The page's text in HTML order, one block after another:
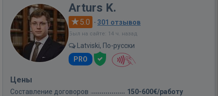
Arturs K.
5.0 · 301 отзывов
Был на сайте: 14 ч. назад
Latviski, По-русски
PRO
Цены
Составление договоров 150-600€/работу